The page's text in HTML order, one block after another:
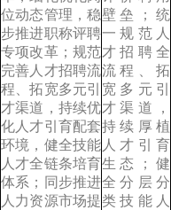
位动态管理，稳
步推进职称评聘
专项改革；规范
完善人才招聘流
程、拓宽多元引
才渠道，持续优
化人才引育配套
环境，健全技能
人才全链条培育
体系；同步推进
人力资源市场提
壁垒；统
一规范人
才招聘全
流程、拓
宽多元引
才渠道，
持续厚植
人才引育
生态；健
全分层分
类技能人